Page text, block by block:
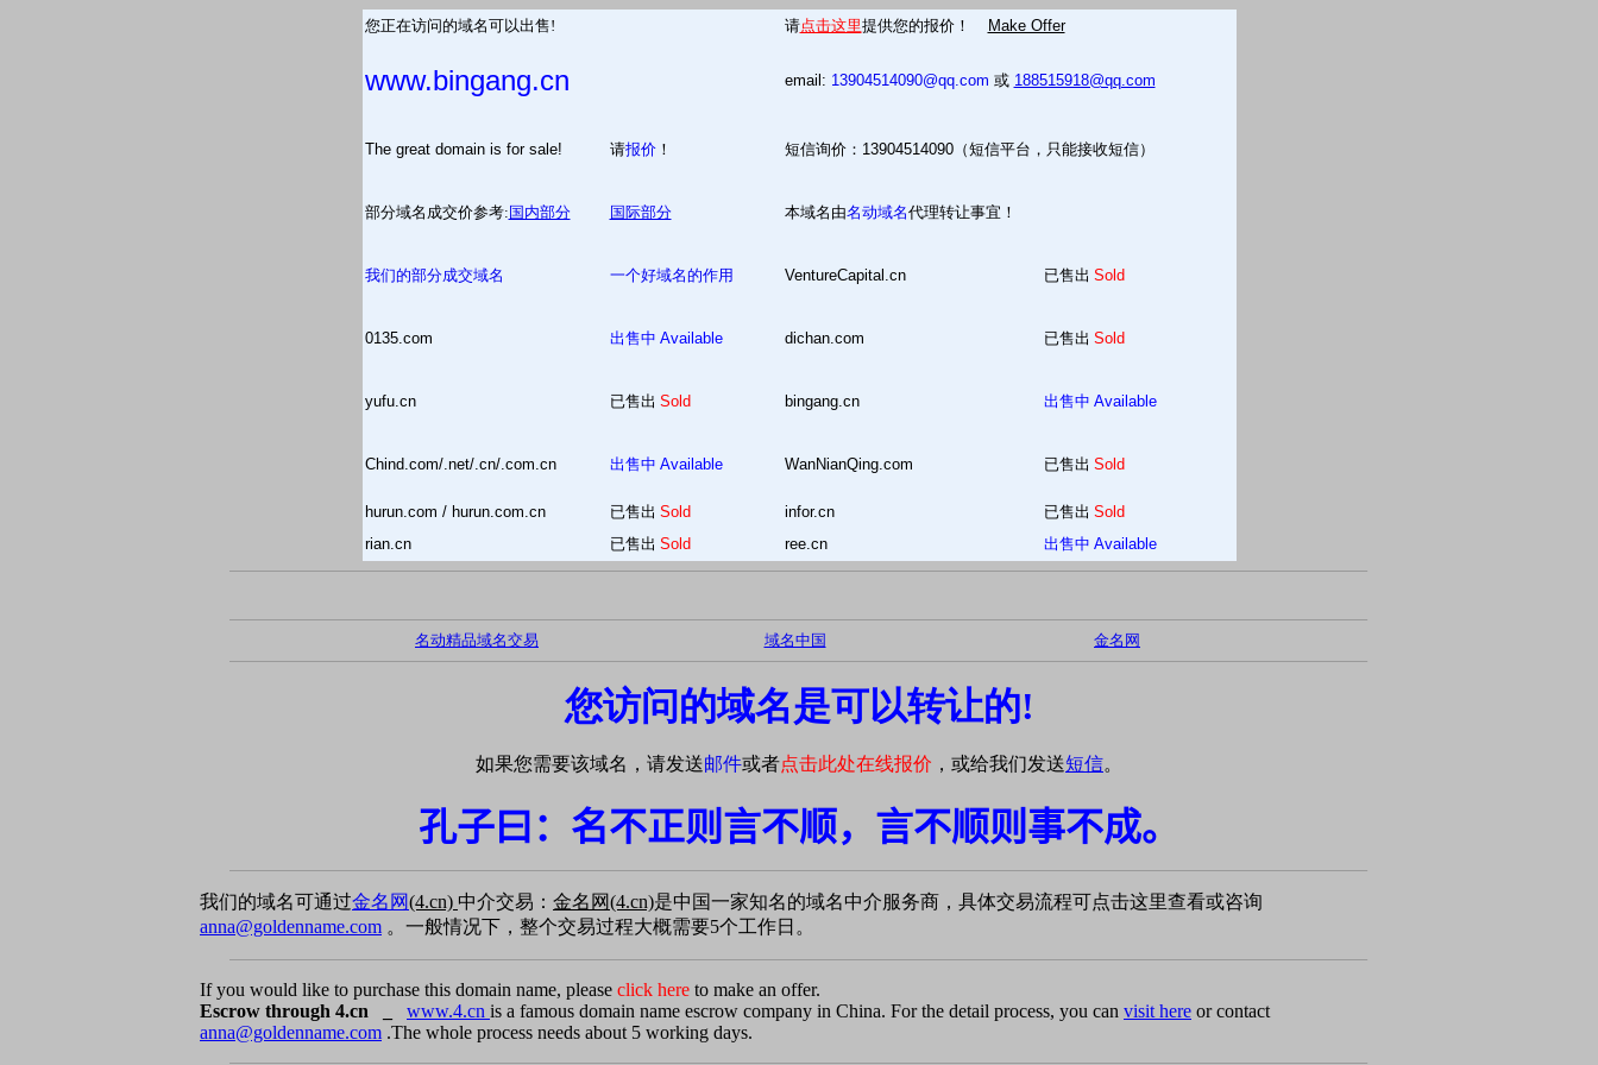
您正在访问的域名可以出售! 请点击这里提供您的报价！ Make Offer
www.bingang.cn email: 13904514090@qq.com 或 188515918@qq.com
The great domain is for sale! 请报价！ 短信询价：13904514090（短信平台，只能接收短信）
部分域名成交价参考: 国内部分 国际部分 本域名由名动域名代理转让事宜！
我们的部分成交域名 一个好域名的作用 VentureCapital.cn 已售出 Sold
0135.com 出售中 Available dichan.com 已售出 Sold
yufu.cn 已售出 Sold bingang.cn 出售中 Available
Chind.com/.net/.cn/.com.cn 出售中 Available WanNianQing.com 已售出 Sold
hurun.com / hurun.com.cn 已售出 Sold infor.cn 已售出 Sold
rian.cn
已售出 Sold ree.cn 出售中 Available
名动精品域名交易 域名中国 金名网
您访问的域名是可以转让的!
如果您需要该域名，请发送邮件或者点击此处在线报价 ，或给我们发送短信。
孔子曰：名不正则言不顺，言不顺则事不成。
我们的域名可通过金名网(4.cn) 中介交易： 金名网(4.cn)是中国一家知名的域名中介服务商，具体交易流程可点击这里查看或咨询
anna@goldenname.com 。一般情况下，整个交易过程大概需要5个工作日。
If you would like to purchase this domain name, please click here to make an offer.
Escrow through 4.cn _ www.4.cn is a famous domain name escrow company in China. For the detail process, you can visit here or contact
anna@goldenname.com .The whole process needs about 5 working days.